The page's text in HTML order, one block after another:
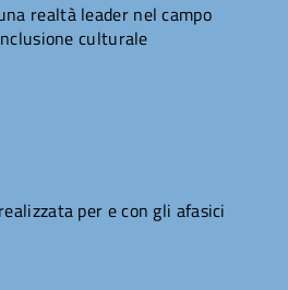
realtà leader nel campo
culturale
per e con gli afasici